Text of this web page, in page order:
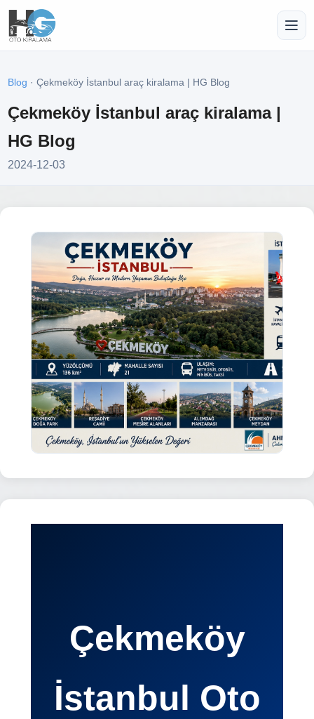
Blog · Çekmeköy İstanbul araç kiralama | HG Blog
Çekmeköy İstanbul araç kiralama |
HG Blog
2024-12-03
Çekmeköy
İstanbul Oto